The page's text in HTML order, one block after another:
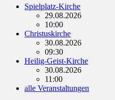
Spielplatz-Kirche
29.08.2026
10:00
Christuskirche
30.08.2026
09:30
Heilig-Geist-Kirche
30.08.2026
11:00
alle Veranstaltungen